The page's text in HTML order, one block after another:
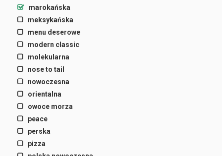
marokańska
meksykańska
menu deserowe
modern classic
molekularna
nose to tail
nowoczesna
orientalna
owoce morza
peace
perska
pizza